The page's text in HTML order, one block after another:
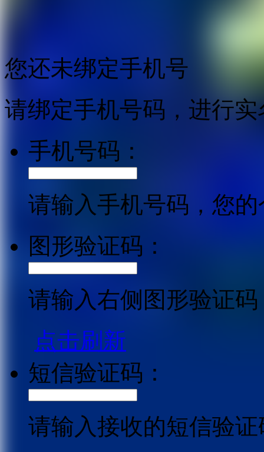
您还未绑定手机号
请绑定手机号码，进行
手机号码：
请输入手机号码，您
图形验证码：
请输入右侧图形验证码
点击刷新
短信验证码：
请输入接收的短信验证